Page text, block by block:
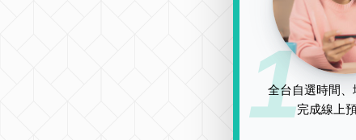
1
全台自選時間
完成線上